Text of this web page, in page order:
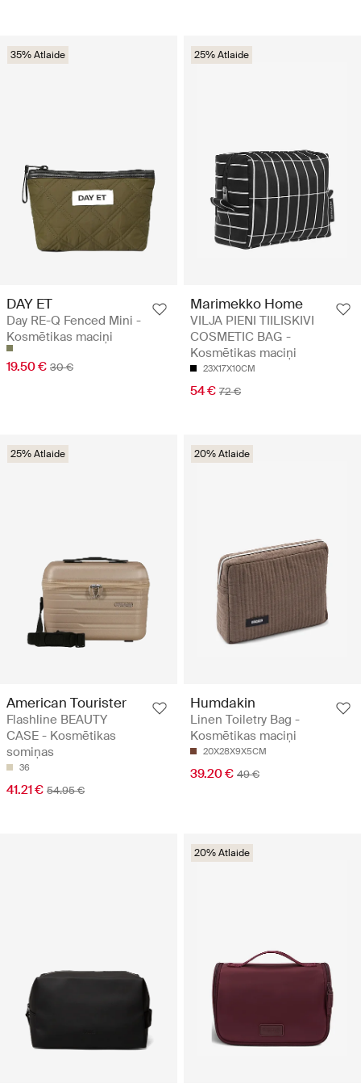
35% Atlaide
DAY ET
Day RE-Q Fenced Mini -
Kosmētikas maciņi
19.50 € 30 €
25% Atlaide
Marimekko Home
VILJA PIENI TIILISKIVI
COSMETIC BAG -
Kosmētikas maciņi
23X17X10CM
54 € 72 €
25% Atlaide
American Tourister
Flashline BEAUTY
CASE - Kosmētikas
somiņas
36
41.21 € 54.95 €
20% Atlaide
Humdakin
Linen Toiletry Bag -
Kosmētikas maciņi
20X28X9X5CM
39.20 € 49 €
20% Atlaide